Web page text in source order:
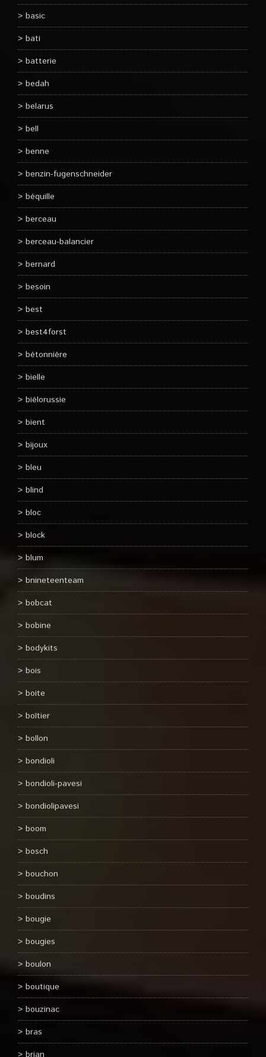
basic
bati
batterie
bedah
belarus
bell
benne
benzin-fugenschneider
béquille
berceau
berceau-balancier
bernard
besoin
best
best4forst
bétonnière
bielle
biélorussie
bient
bijoux
bleu
blind
bloc
block
blum
bnineteenteam
bobcat
bobine
bodykits
bois
boite
boîtier
bollon
bondioli
bondioli-pavesi
bondiolipavesi
boom
bosch
bouchon
boudins
bougie
bougies
boulon
boutique
bouzinac
bras
brian